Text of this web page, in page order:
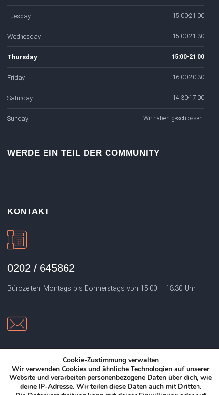
Tuesday 15:00-21:00
Wednesday 15:00-21:30
Thursday 15:00-21:00
Friday 16:00-20:30
Saturday 14:30-17:00
Sunday Wir haben geschlossen.
WERDE EIN TEIL DER COMMUNITY
KONTAKT
0202 / 645862
Bürozeiten: Montags bis Donnerstags von 15:00 – 18:30 Uhr
EMAIL
info@sportschule-jung.de
Cookie-Zustimmung verwalten
Wir verwenden Cookies und ähnliche Technologien auf unserer
Website und verarbeiten personenbezogene Daten über dich, wie
deine IP-Adresse. Wir teilen diese Daten auch mit Dritten.